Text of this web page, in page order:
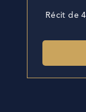
Récit de